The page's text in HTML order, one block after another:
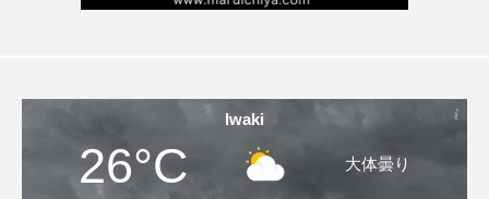
Iwaki
26°C 大体曇り